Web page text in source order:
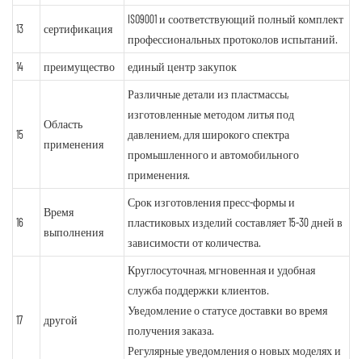
13 сертификация
ISO9001 и соответствующий полный комплект
профессиональных протоколов испытаний.
14
преимущество единый центр закупок
15
Область
применения
Различные детали из пластмассы,
изготовленные методом литья под
давлением, для широкого спектра
промышленного и автомобильного
применения.
16
Время
выполнения
Срок изготовления пресс-формы и
пластиковых изделий составляет 15-30 дней в
зависимости от количества.
17 другой
Круглосуточная, мгновенная и удобная
служба поддержки клиентов.
Уведомление о статусе доставки во время
получения заказа.
Регулярные уведомления о новых моделях и